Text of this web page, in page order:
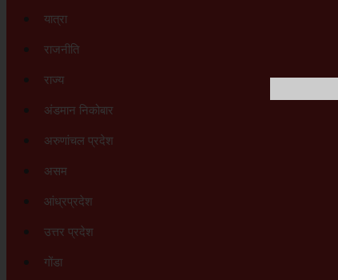
यात्रा
राजनीति
राज्य
अंडमान निकोबार
अरुणांचल प्रदेश
असम
आंध्रप्रदेश
उत्तर प्रदेश
गोंडा